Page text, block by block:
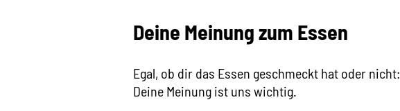
Deine Meinung zum Essen
Egal, ob dir das Essen geschmeckt hat oder nicht:
Deine Meinung ist uns wichtig.